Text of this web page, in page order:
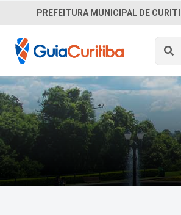
PREFEITURA MUNICIPAL DE